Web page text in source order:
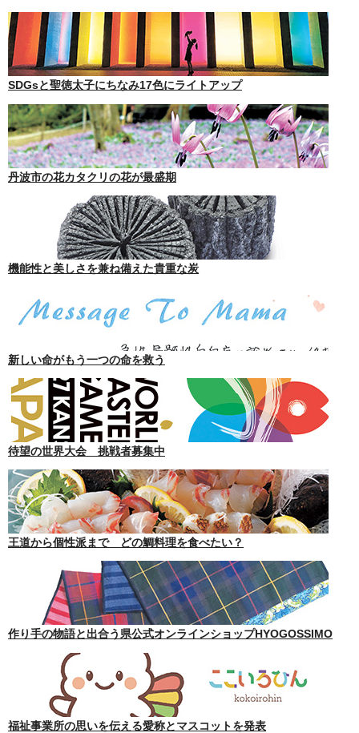
SDGsと聖徳太子にちなみ17色にライトアップ
丹波市の花カタクリの花が最盛期
機能性と美しさを兼ね備えた貴重な炭
新しい命がもう一つの命を救う
待望の世界大会 挑戦者募集中
王道から個性派まで どの鯛料理を食べたい？
作り手の物語と出合う県公式オンラインショップHYOGOSSIMO
福祉事業所の思いを伝える愛称とマスコットを発表